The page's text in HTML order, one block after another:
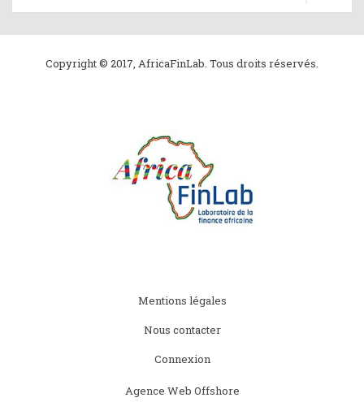
Copyright © 2017, AfricaFinLab. Tous droits réservés.
Mentions légales
Nous contacter
Connexion
Agence Web Offshore